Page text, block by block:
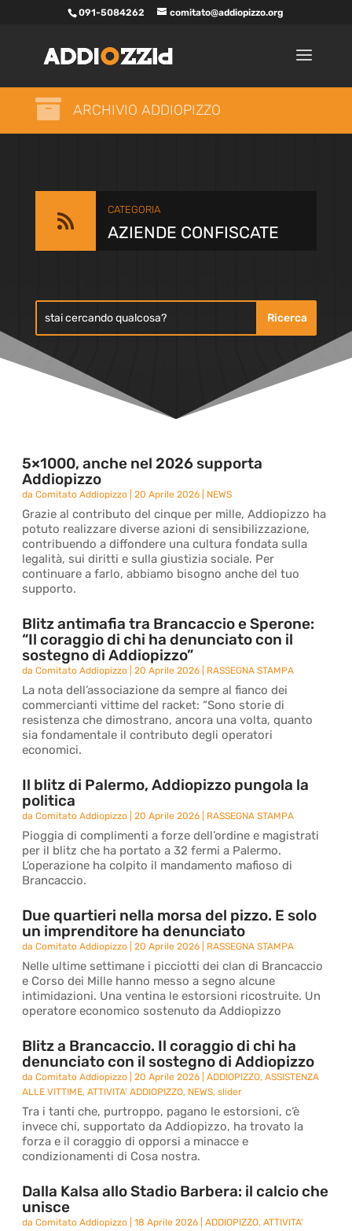
091-5084262 comitato@addiopizzo.org
 ARCHIVIO ADDIOPIZZO

CATEGORIA
AZIENDE CONFISCATE
5×1000, anche nel 2026 supporta
Addiopizzo
daComitato Addiopizzo |20 Aprile 2026 NEWS
Grazie al contributo del cinque per mille, Addiopizzo ha
potuto realizzare diverse azioni di sensibilizzazione,
contribuendo a diffondere una cultura fondata sulla
legalità, sui diritti e sulla giustizia sociale. Per
continuare a farlo, abbiamo bisogno anche del tuo
supporto.
Blitz antimafia tra Brancaccio e Sperone:
“Il coraggio di chi ha denunciato con il
sostegno di Addiopizzo”
daComitato Addiopizzo |20 Aprile 2026 RASSEGNA STAMPA
La nota dell’associazione da sempre al fianco dei
commercianti vittime del racket: “Sono storie di
resistenza che dimostrano, ancora una volta, quanto
sia fondamentale il contributo degli operatori
economici.
Il blitz di Palermo, Addiopizzo pungola la
politica
daComitato Addiopizzo |20 Aprile 2026 RASSEGNA STAMPA
Pioggia di complimenti a forze dell’ordine e magistrati
per il blitz che ha portato a 32 fermi a Palermo.
L’operazione ha colpito il mandamento mafioso di
Brancaccio.
Due quartieri nella morsa del pizzo. E solo
un imprenditore ha denunciato
daComitato Addiopizzo |20 Aprile 2026 RASSEGNA STAMPA
Nelle ultime settimane i picciotti dei clan di Brancaccio
e Corso dei Mille hanno messo a segno alcune
intimidazioni. Una ventina le estorsioni ricostruite. Un
operatore economico sostenuto da Addiopizzo
Blitz a Brancaccio. Il coraggio di chi ha
denunciato con il sostegno di Addiopizzo
daComitato Addiopizzo |20 Aprile 2026 |ADDIOPIZZO,ASSISTENZA
ALLE VITTIME,ATTIVITA' ADDIOPIZZO, NEWS,slider
Tra i tanti che, purtroppo, pagano le estorsioni, c’è
invece chi, supportato da Addiopizzo, ha trovato la
forza e il coraggio di opporsi a minacce e
condizionamenti di Cosa nostra.
Dalla Kalsa allo Stadio Barbera: il calcio che
unisce
daComitato Addiopizzo |18 Aprile 2026 |ADDIOPIZZO,ATTIVITA'